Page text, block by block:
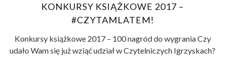
KONKURSY KSIĄŻKOWE 2017 –
#CZYTAMLATEM!
Konkursy książkowe 2017 – 100 nagród do wygrania Czy
udało Wam się już wziąć udział w Czytelniczych Igrzyskach?